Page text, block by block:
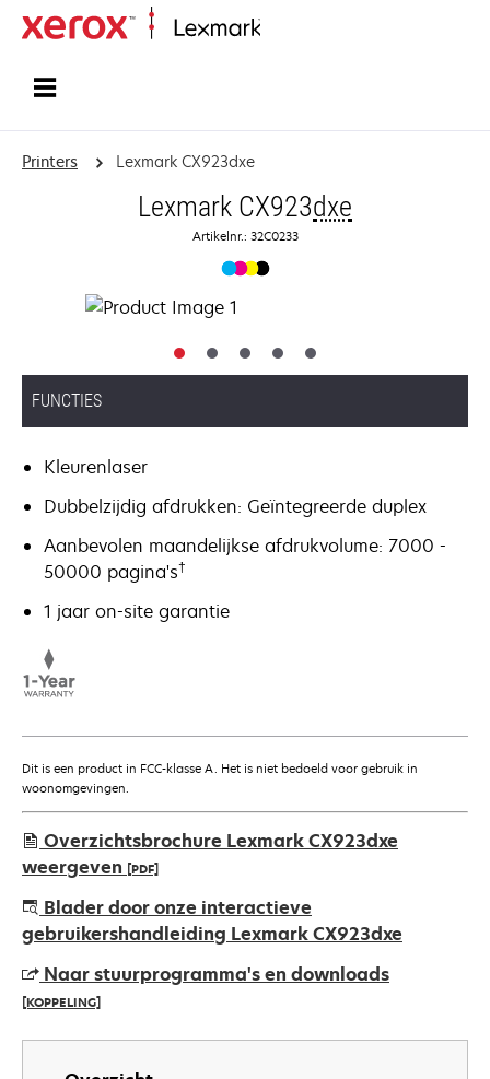
Printers Lexmark CX923dxe
Lexmark CX923dxe
Artikelnr.: 32C0233
FUNCTIES
Kleurenlaser
Dubbelzijdig afdrukken: Geïntegreerde duplex
Aanbevolen maandelijkse afdrukvolume: 7000 -
50000 pagina's†
1 jaar on-site garantie
Dit is een product in FCC-klasse A. Het is niet bedoeld voor gebruik in
woonomgevingen.
Overzichtsbrochure Lexmark CX923dxe
weergeven [PDF]
opens
in
new
tab
Blader door onze interactieve
gebruikershandleiding Lexmark CX923dxe
Naar stuurprogramma's en downloads
[KOPPELING]
opens